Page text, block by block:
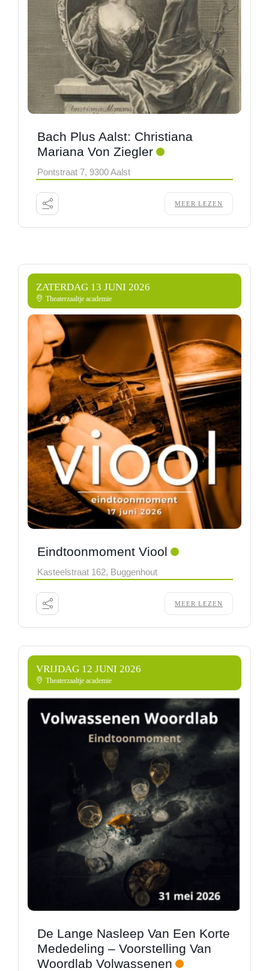
Bach Plus Aalst: Christiana
Mariana Von Ziegler
Pontstraat 7, 9300 Aalst
MEER LEZEN
ZATERDAG 13 JUNI 2026
Theaterzaaltje academie
Eindtoonmoment Viool
Kasteelstraat 162, Buggenhout
MEER LEZEN
VRIJDAG 12 JUNI 2026
Theaterzaaltje academie
De Lange Nasleep Van Een Korte
Mededeling – Voorstelling Van
Woordlab Volwassenen